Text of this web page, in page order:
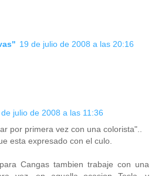
19 de julio de 2008 a las 20:16
julio de 2008 a las 11:36
por primera vez con una colorista"..
esta expresado con el culo.
Cangas tambien trabaje con una